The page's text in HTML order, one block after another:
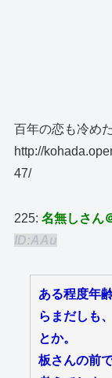
百年の恋も冷め
http://
47/
225:名無しさん
ID:AAu
ある程度年
らまだしも
とか。
板さんの前